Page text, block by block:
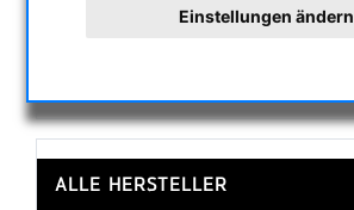
Einstellungen ändern
ALLE HERSTELLER